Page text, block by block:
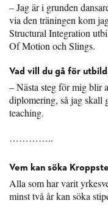
– Jag är i grunden
via den träningen kom
Structural Integration
Of Motion och Slings.
Vad vill du gå för
– Nästa steg för mig blir
diplomering, så jag skall
teaching.
…………..
Vem kan söka
Alla som har varit
minst två år kan söka